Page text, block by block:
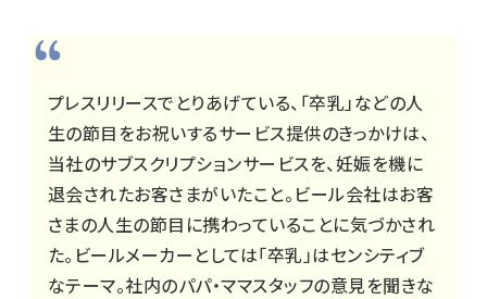
プレスリリースでとりあげている、「卒乳」などの人
生の節目をお祝いするサービス提供のきっかけは、
当社のサブスクリプションサービスを、妊娠を機に
退会されたお客さまがいたこと。ビール会社はお客
さまの人生の節目に携わっていることに気づかされ
た。ビールメーカーとしては「卒乳」はセンシティブ
なテーマ。社内のパパ・ママスタッフの意見を聞きな